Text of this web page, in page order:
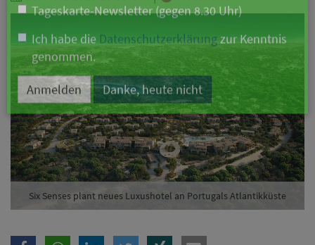
Six Senses plant neues Luxushotel an Portugals Atlantikküste
Branche
Ich möchte folgende Newsletter erhalten
Tageskarte-Newsletter (gegen 8.30 Uhr)
Ich habe dieDatenschutzerklärungzur Kenntnis
genommen.
Anmelden Danke, heute nicht